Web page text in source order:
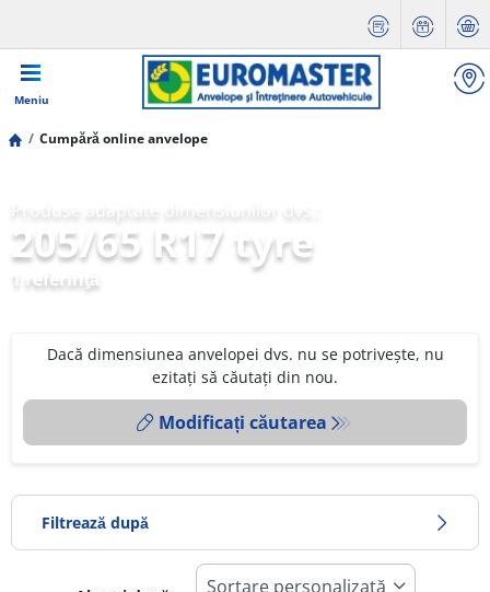
Meniu
Cumpără online anvelope
205/65 R17 tyre
1 referinţă
Dacă dimensiunea anvelopei dvs. nu se potrivește, nu
ezitați să căutați din nou.
Modificați căutarea
Filtrează după